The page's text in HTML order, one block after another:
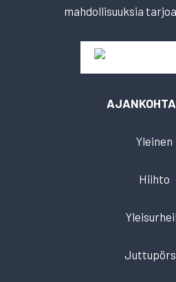
mahdollisuuksia
Yleinen
Hiihto